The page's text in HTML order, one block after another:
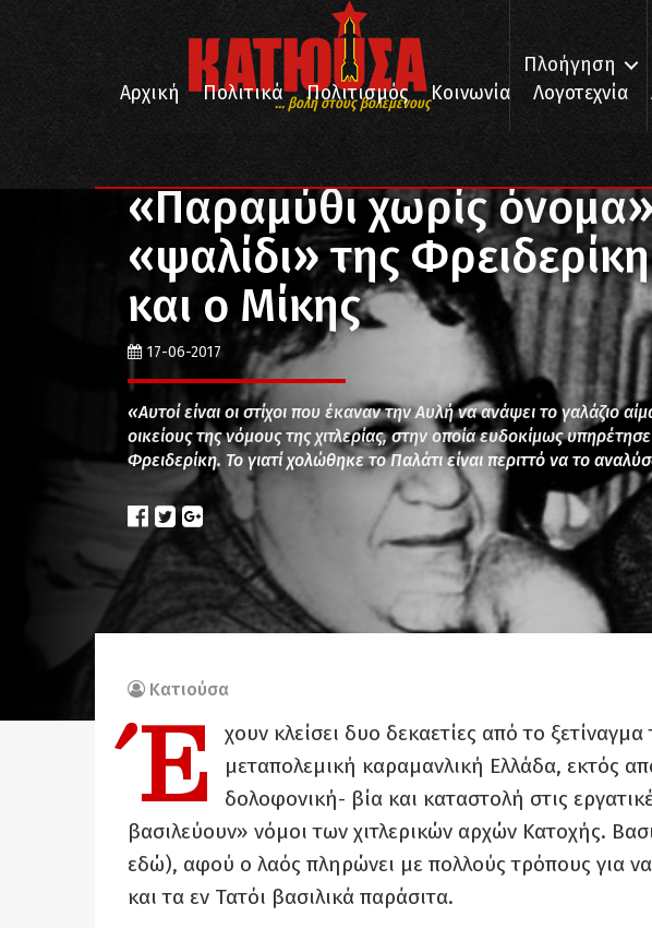
... βολή στους βολεμένους
Πλοήγηση
Αρχική
Πολιτικά Πολιτισμός Κοινωνία Λογοτεχνία
Πολιτισμός «Παραμύθι χωρίς όνομα»: Το «ψαλίδι»
«Παραμύθι χωρίς
«ψαλίδι» της
και ο Μίκης
17-06-2017
«Αυτοί είναι οι στίχοι που έκαναν την Αυλή να ανάψει το γαλάζιο
οικείους της νόμους της χιτλερίας, στην οποία ευδοκίμως
Φρειδερίκη. Το γιατί χολώθηκε το Παλάτι είναι περιττό να το
Κατιούσα
Έ
χουν κλείσει δυο δεκαετίες από το
μεταπολεμική καραμανλική Ελλάδα, εκτός
δολοφονική- βία και καταστολή στις
βασιλεύουν» νόμοι των χιτλερικών αρχών Κατοχής.
εδώ), αφού ο λαός πληρώνει με πολλούς τρόπους για
και τα εν Τατόι βασιλικά παράσιτα.